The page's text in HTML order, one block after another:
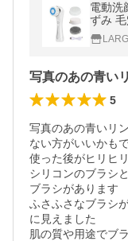
電動洗
ずみ 毛
柔軟
5
写真のあの青いリ
ない方がいいかも
使った後がヒリヒ
シリコンのブラシ
ブラシがあります
ふさふさなブラシ
に見えました
肌の質や用途でブ